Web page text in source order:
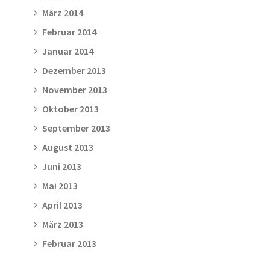
März 2014
Februar 2014
Januar 2014
Dezember 2013
November 2013
Oktober 2013
September 2013
August 2013
Juni 2013
Mai 2013
April 2013
März 2013
Februar 2013